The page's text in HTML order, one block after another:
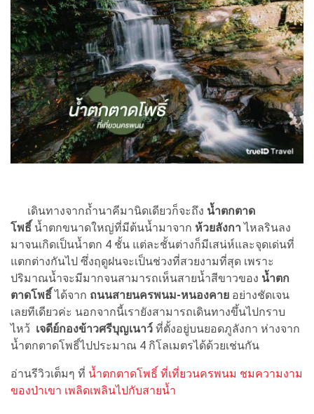
เดินทางจากถ้ำนาคีมานิดเดียวก็จะถึง น้ำตกตาด
โพธิ์ น้ำตกขนาดใหญ่ที่มีต้นน้ำมาจาก ห้วยลังกาไหลรินลง
มาจนเกิดเป็นน้ำตก 4 ชั้น แต่ละชั้นต่างก็มีเสน่ห์และจุดเด่นที่
แตกต่างกันไป ซึ่งฤดูฝนจะเป็นช่วงที่สวยงามที่สุด เพราะ
ปริมาณน้ำจะมีมากจนสามารถเห็นสายน้ำสีขาวของ น้ำตก
ตาดโพธิ์ได้จาก ถนนสายนครพนม-หนองคาย อย่างชัดเจน
เลยทีเดียวค่ะ นอกจากนี้เรายังสามารถเดินทางขึ้นไปกราบ
ไหว้ เจดีย์กองข้าวศรีบุญเนาว์ ที่ตั้งอยู่บนยอดภูลังกา ห่างจาก
น้ำตกตาดโพธิ์ไปประมาณ 4 กิโลเมตรได้ด้วยเช่นกัน
อ่านรีวิวเต็มๆ ที่ น้ำตกตาดโพธิ์ ที่เที่ยวนครพนม ชมความงาม
ของป่าเขา เพลิดเพลินไปกับสายน้ำ